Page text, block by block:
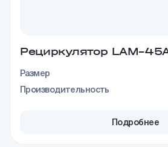
Рециркулятор
Размер
Производительность
Подробнее